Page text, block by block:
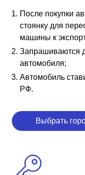
После покупки
стоянку для
машины к
Запрашиваются
автомобиля;
Автомобиль
РФ.
Выбрать